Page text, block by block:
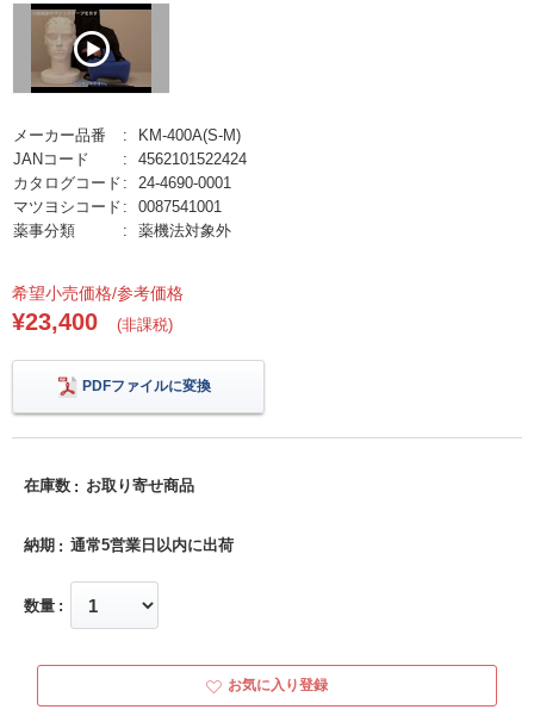
メーカー品番
KM-400A(S-M)
JANコード
4562101522424
カタログコード
24-4690-0001
マツヨシコード
0087541001
薬事分類
薬機法対象外
希望小売価格/参考価格
¥23,400 (非課税)
PDFファイルに変換
在庫数 お取り寄せ商品
納期 通常5営業日以内に出荷
数量
お気に入り登録